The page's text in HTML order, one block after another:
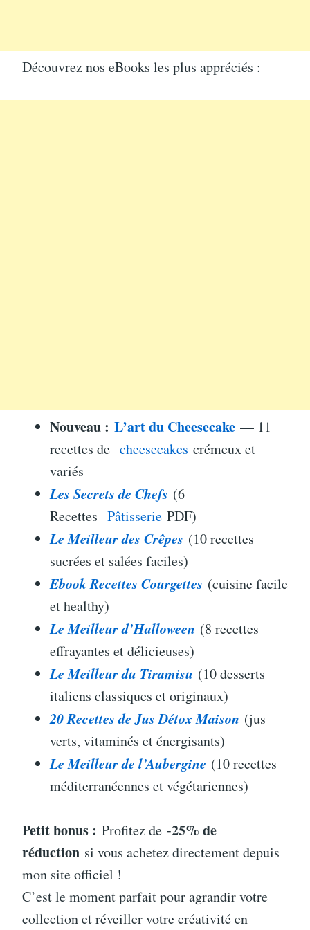
Découvrez nos eBooks les plus appréciés :
Nouveau : L’art du Cheesecake — 11
recettes de cheesecakes crémeux et
variés
Les Secrets de Chefs (6
Recettes Pâtisserie PDF)
Le Meilleur des Crêpes (10 recettes
sucrées et salées faciles)
Ebook Recettes Courgettes (cuisine facile
et healthy)
Le Meilleur d’Halloween (8 recettes
effrayantes et délicieuses)
Le Meilleur du Tiramisu (10 desserts
italiens classiques et originaux)
20 Recettes de Jus Détox Maison (jus
verts, vitaminés et énergisants)
Le Meilleur de l’Aubergine (10 recettes
méditerranéennes et végétariennes)
Petit bonus : Profitez de -25% de
réduction si vous achetez directement depuis
mon site officiel !
C’est le moment parfait pour agrandir votre
collection et réveiller votre créativité en